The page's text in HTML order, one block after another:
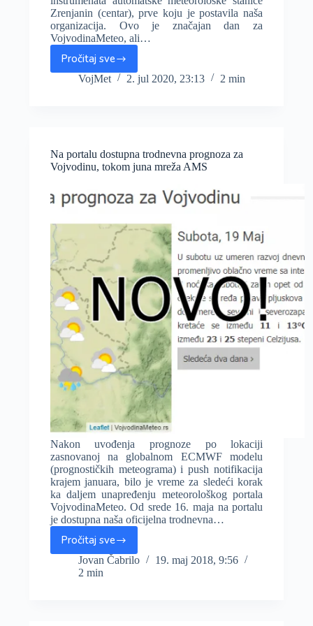
Zrenjanin (centar), prve koju je postavila naša
organizacija. Ovo je značajan dan za
VojvodinaMeteo, ali…
Pročitaj svePostavljena
AMS
na
čekanju
VojMet 2. jul 2020, 23:13 2 min
Na portalu dostupna trodnevna prognoza za
Vojvodinu, tokom juna mreža AMS
Nakon uvođenja prognoze po lokaciji
zasnovanoj na globalnom ECMWF modelu
(prognostičkih meteograma) i push notifikacija
krajem januara, bilo je vreme za sledeći korak
ka daljem unapređenju meteorološkog portala
VojvodinaMeteo. Od srede 16. maja na portalu
je dostupna naša oficijelna trodnevna…
Pročitaj sve
Na
portalu
dostupna
Jovan Čabrilo
19. maj 2018, 9:56
2 min